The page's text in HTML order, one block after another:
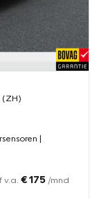
(ZH)
|
v.a. € 175 /mnd